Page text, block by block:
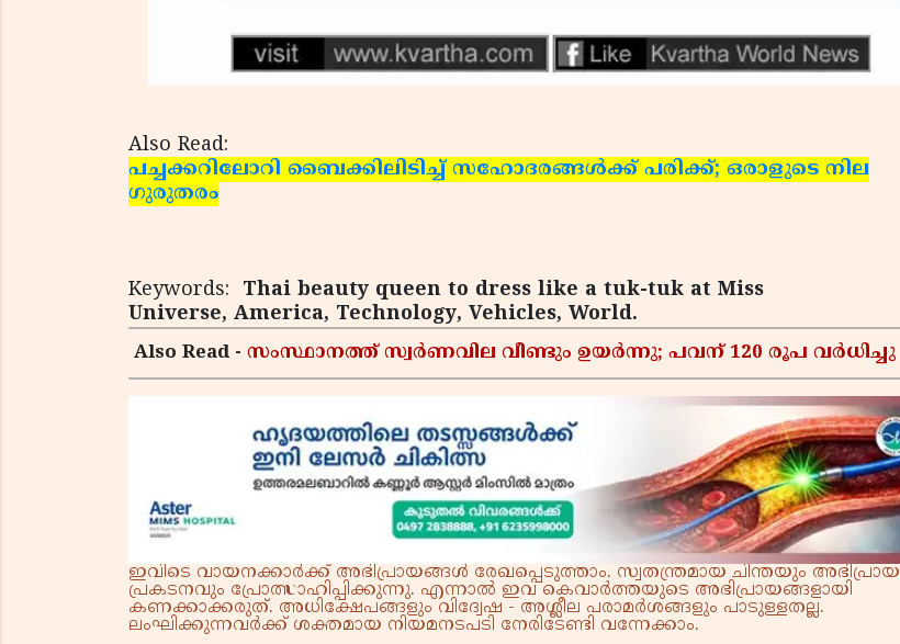
Also Read:
പച്ചക്കറിലോറി ബൈക്കിലിടിച്ച് സഹോദരങ്ങള്‍ക്ക് പരിക്ക്; ഒരാളുടെ നില
ഗുരുതരം
Keywords: Thai beauty queen to dress like a tuk-tuk at Miss
Universe, America, Technology, Vehicles, World.
Also Read - സംസ്ഥാനത്ത് സ്വര്‍ണവില വീണ്ടും ഉയർന്നു; പവന് 120 രൂപ വര്‍ധിച്ചു
ഇവിടെ വായനക്കാർക്ക് അഭിപ്രായങ്ങൾ രേഖപ്പെടുത്താം. സ്വതന്ത്രമായ ചിന്തയും അഭിപ്രായ
പ്രകടനവും പ്രോത്സാഹിപ്പിക്കുന്നു. എന്നാൽ ഇവ കെവാർത്തയുടെ അഭിപ്രായങ്ങളായി
കണക്കാക്കരുത്. അധിക്ഷേപങ്ങളും വിദ്വേഷ - അശ്ലീല പരാമർശങ്ങളും പാടുള്ളതല്ല.
ലംഘിക്കുന്നവർക്ക് ശക്തമായ നിയമനടപടി നേരിടേണ്ടി വന്നേക്കാം.